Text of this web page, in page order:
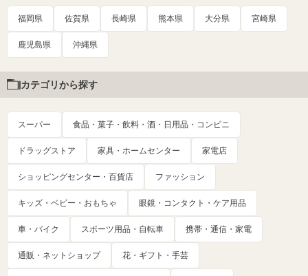
福岡県 佐賀県 長崎県 熊本県 大分県 宮崎県
鹿児島県 沖縄県
カテゴリから探す
スーパー 食品・菓子・飲料・酒・日用品・コンビニ
ドラッグストア 家具・ホームセンター 家電店
ショッピングセンター・百貨店 ファッション
キッズ・ベビー・おもちゃ 眼鏡・コンタクト・ケア用品
車・バイク スポーツ用品・自転車 携帯・通信・家電
通販・ネットショップ 花・ギフト・手芸